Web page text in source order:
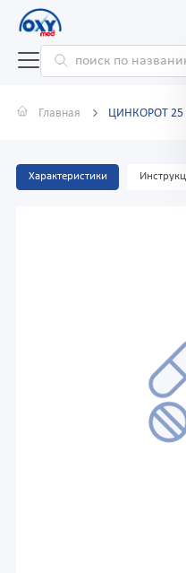
Главная ЦИНКОРОТ 25
Характеристики